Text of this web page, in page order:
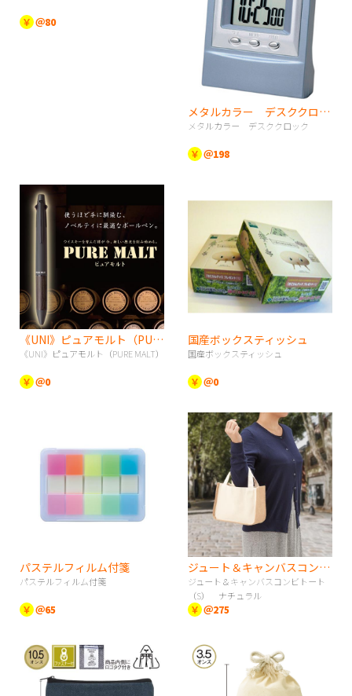
￥ ＠80
メタルカラー デスククロック
メタルカラー デスククロック
￥ ＠198
《UNI》ピュアモルト（PURE MALT）
《UNI》ピュアモルト（PURE MALT）
￥ ＠0
国産ボックスティッシュ
国産ボックスティッシュ
￥ ＠0
パステルフィルム付箋
パステルフィルム付箋
￥ ＠65
ジュート＆キャンバスコンビトート（S） ナチュラル
ジュート＆キャンバスコンビトート
（S） ナチュラル
￥ ＠275